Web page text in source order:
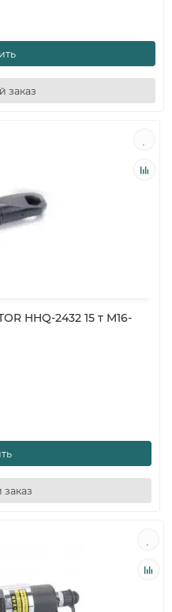
заказ
HHQ-2432 15 т M16-